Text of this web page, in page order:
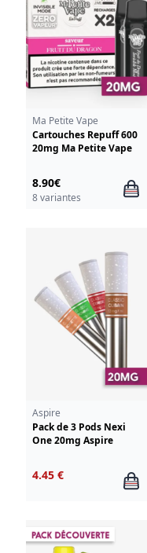
Ma Petite Vape
Cartouches Repuff 600
20mg Ma Petite Vape
8.90€
8 variantes
Aspire
Pack de 3 Pods Nexi
One 20mg Aspire
4.45 €